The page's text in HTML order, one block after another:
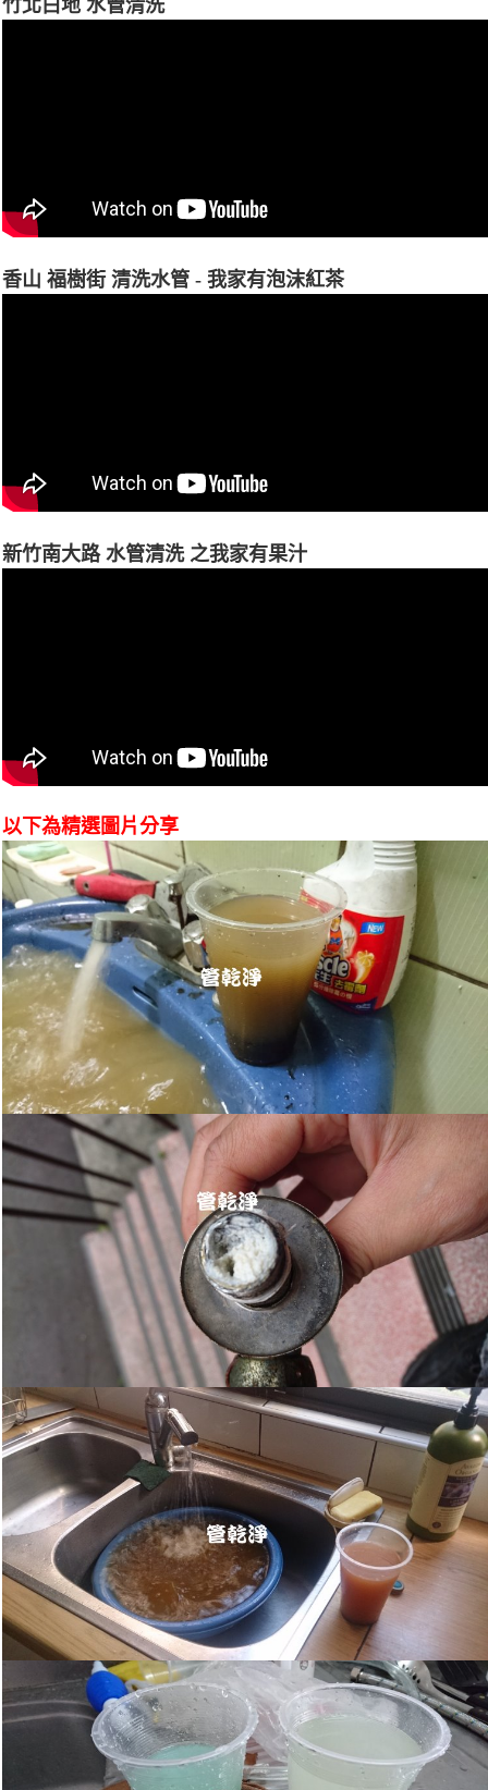
竹北白地 水管清洗
香山 福樹街 清洗水管 - 我家有泡沫紅茶
新竹南大路 水管清洗 之我家有果汁
以下為精選圖片分享